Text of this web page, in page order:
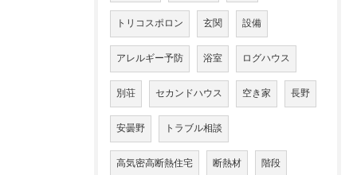
トリコスポロン 玄関 設備
アレルギー予防 浴室 ログハウス
別荘 セカンドハウス 空き家 長野
安曇野 トラブル相談
高気密高断熱住宅 断熱材 階段